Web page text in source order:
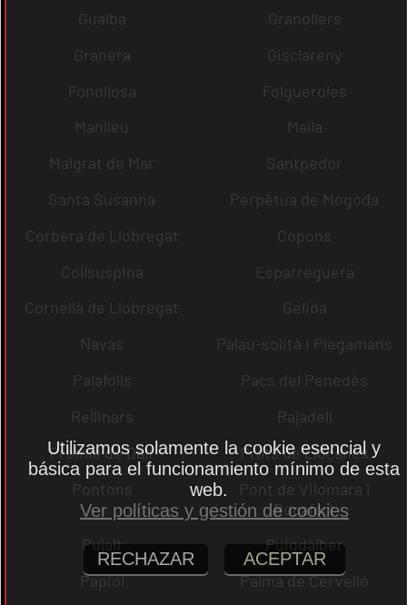
Gualba
Granollers
Granera
Gisclareny
Fonollosa
Folgueroles
Manlleu
Malla
Malgrat de Mar
Santpedor
Santa Susanna
Perpètua de Mogoda
Corbera de Llobregat
Copons
Collsuspina
Esparreguera
Cornellà de Llobregat
Gelida
Navas
Palau-solità i Plegamans
Palafolls
Pacs del Penedès
Rellinars
Rajadell
Premià de Dalt
Prats de Lluçanès
Pontons
Pont de Vilomara i
Rocafort
Pujalt
Puigdàlber
Papiol
Palma de Cervelló
Utilizamos solamente la cookie esencial y
básica para el funcionamiento mínimo de esta
web.
Ver políticas y gestión de cookies
RECHAZAR ACEPTAR